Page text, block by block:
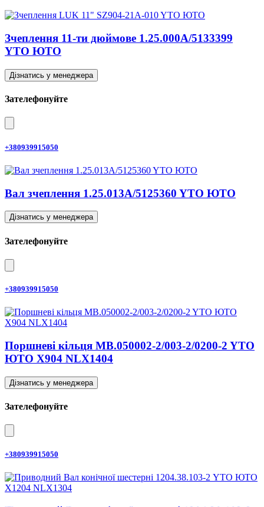
Зчеплення 11-ти дюймове 1.25.000A/5133399
YTO ЮТО
Дізнатись у менеджера
Зателефонуйте
+380939915050
Вал зчеплення 1.25.013A/5125360 YTO ЮТО
Дізнатись у менеджера
Зателефонуйте
+380939915050
Поршневі кільця MB.050002-2/003-2/0200-2 YTO
ЮТО X904 NLX1404
Дізнатись у менеджера
Зателефонуйте
+380939915050